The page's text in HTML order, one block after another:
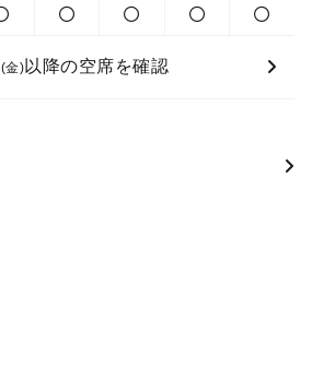
(金) 以降の空席を確認